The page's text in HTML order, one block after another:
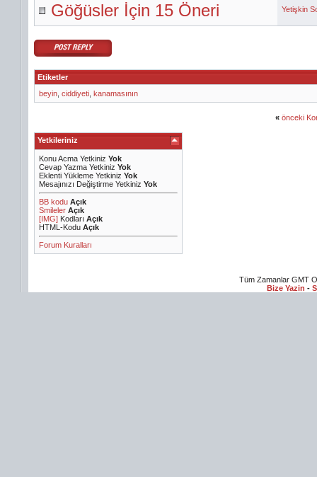
Göğüsler İçin 15 Öneri Yetişkin
Etiketler
beyin ciddiyeti kanamasının
« önceki
Yetkileriniz
Konu Acma Yetkiniz Yok
Cevap Yazma Yetkiniz Yok
Eklenti Yükleme Yetkiniz Yok
Mesajınızı Değiştirme Yetkiniz Yok
BB kodu Açık
Smileler Açık
[IMG] Kodları Açık
HTML-Kodu Açık
Forum Kuralları
Tüm Zamanlar GMT
Bize Yazin -